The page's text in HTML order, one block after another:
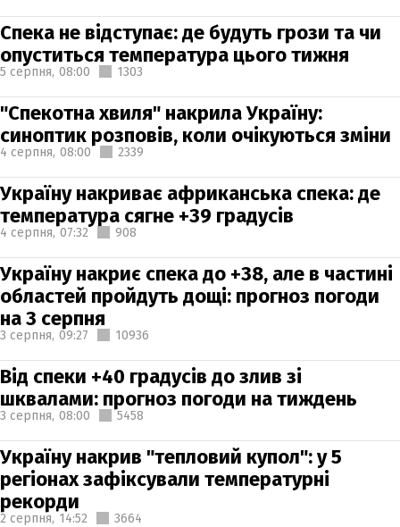
Спека не відступає: де будуть грози та чи
опуститься температура цього тижня
5 серпня, 08:00 1303
"Спекотна хвиля" накрила Україну:
синоптик розповів, коли очікуються зміни
4 серпня, 08:00 2339
Україну накриває африканська спека: де
температура сягне +39 градусів
4 серпня, 07:32 908
Україну накриє спека до +38, але в частині
областей пройдуть дощі: прогноз погоди
на 3 серпня
3 серпня, 09:27 10936
Від спеки +40 градусів до злив зі
шквалами: прогноз погоди на тиждень
3 серпня, 08:00 5458
Україну накрив "тепловий купол": у 5
регіонах зафіксували температурні
рекорди
2 серпня, 14:52 3664